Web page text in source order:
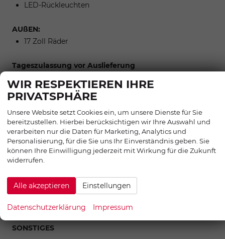
LED-Rückleuchten
AUßEN:
17 Zoll Räder
Tageszulassung vor Auslieferung
Zwischenverkauf und Irrtümer für dieses Angebot sind
ausdrücklich vorbehalten. Die Fahrzeugbeschreibung
dient lediglich der allgemeinen Identifizierung des
Fahrzeuges und stellt keine Gewährleistung im
kaufrechtlichen Sinne dar. Die abgebildete Ausstattung
kann im Einzelfall vom tatsächlichen Umfang
Sie von unserem Verkaufspersonal. Bitte zögern Sie
Anfrage.
SONSTIGES
WIR RESPEKTIEREN IHRE
PRIVATSPHÄRE
Unsere Website setzt Cookies ein, um unsere Dienste für Sie
bereitzustellen. Hierbei berücksichtigen wir Ihre Auswahl und
verarbeiten nur die Daten für Marketing, Analytics und
Personalisierung, für die Sie uns Ihr Einverständnis geben. Sie
können Ihre Einwilligung jederzeit mit Wirkung für die Zukunft
widerrufen.
Alle akzeptieren Einstellungen
Datenschutzerklärung Impressum